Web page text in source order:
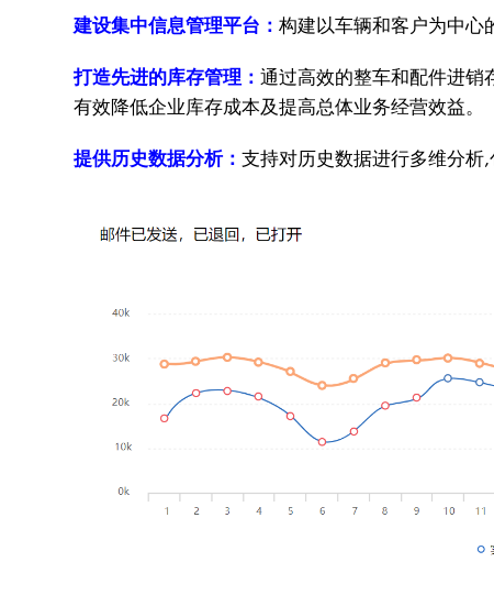
建设集中信息管理平台：构建以车辆和客户为中心
打造先进的库存管理：通过高效的整车和配件进销
有效降低企业库存成本及提高总体业务经营效益。
提供历史数据分析：支持对历史数据进行多维分析